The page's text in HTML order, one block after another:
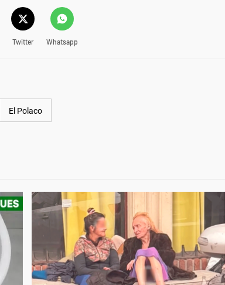
Twitter Whatsapp
El Polaco